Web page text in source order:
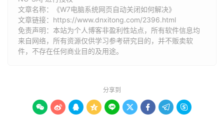
文章名称：《W7电脑系统网页自动关闭如何解决》
文章链接： https://www.dnxitong.com/2396.html
免责声明：本站为个人博客非盈利性站点，所有软件信息均
来自网络，所有资源仅供学习参考研究目的，并不贩卖软
件，不存在任何商业目的及用途。
分享到
        